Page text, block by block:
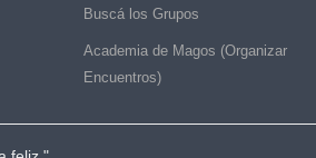
Buscá los Grupos
Academia de Magos (Organizar
Encuentros)